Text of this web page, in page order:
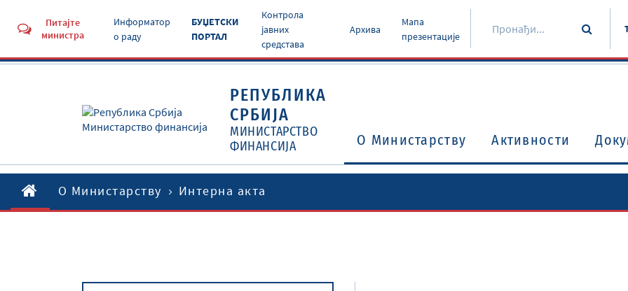
Питајте
министра
Информатор
о раду
БУЏЕТСКИ
ПОРТАЛ
Контрола
јавних
средстава
Архива
Мапа
презентације
РЕПУБЛИКА
СРБИЈА
МИНИСТАРСТВО
ФИНАНСИЈА
O Министарству Активности
O Министарству Интерна акта